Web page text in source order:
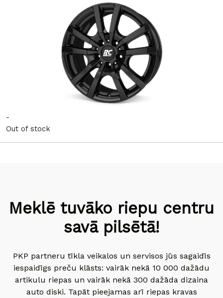
-
Out of stock
Meklē tuvāko riepu centru
savā pilsētā!
PKP partneru tīkla veikalos un servisos jūs sagaidīs
iespaidīgs preču klāsts: vairāk nekā 10 000 dažādu
artikulu riepas un vairāk nekā 300 dažāda dizaina
auto diski. Tapāt pieejamas arī riepas kravas